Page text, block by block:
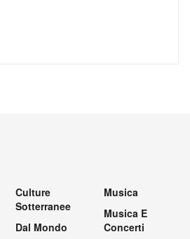
Culture
Sotterranee
Dal Mondo
Musica
Musica E
Concerti